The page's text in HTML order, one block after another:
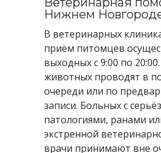
Нижнем
В ветеринарных
приём питомцев
выходных с 9:00 по
животных проводят в
очереди или по
записи. Больных с
патологиями, ранами
экстренной
врачи принимают вне